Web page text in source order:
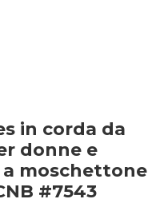
in corda da
donne e
moschettone
#7543